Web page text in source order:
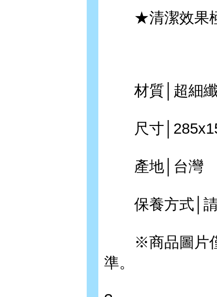
★清潔效果極
材質│超細纖
尺寸
產地│台灣
保養方式│請
※商品圖片僅
準。